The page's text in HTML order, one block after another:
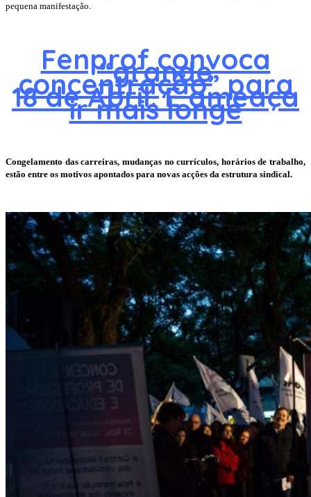
pequena manifestação.
Fenprof convoca
“grande
concentração” para
18 de Abril. E ameaça
ir mais longe
Congelamento das carreiras, mudanças no currículos, horários de trabalho,
estão entre os motivos apontados para novas acções da estrutura sindical.